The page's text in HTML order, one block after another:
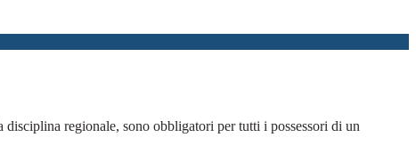
regionale, sono obbligatori per tutti i possessori di un